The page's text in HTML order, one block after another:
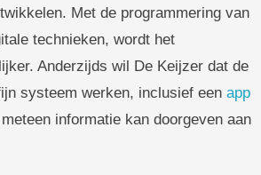
Met de programmering van
technieken, wordt het
Anderzijds wil De Keijzer dat de
systeem werken, inclusief een app
informatie kan doorgeven aan